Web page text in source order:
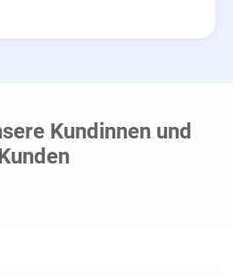
Kundinnen und